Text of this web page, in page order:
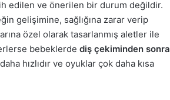
edilen ve önerilen bir durum değildir.
gelişimine, sağlığına zarar verip
özel olarak tasarlanmış aletler ile
bebeklerde diş çekiminden sonra
hızlıdır ve oyuklar çok daha kısa